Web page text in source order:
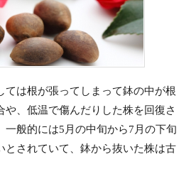
ては根が張ってしまって鉢の中が根
や、低温で傷んだりした株を回復さ
一般的には5月の中旬から7月の下旬
とされていて、鉢から抜いた株は古